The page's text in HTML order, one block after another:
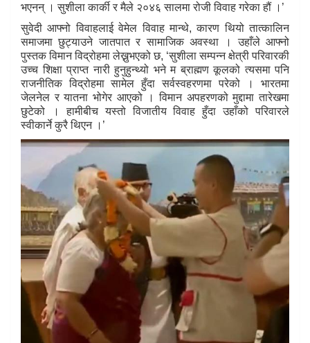
भएनन् । सुशीला कार्की र मैले २०४६ सालमा रोजी विवाह गरेका हौं ।’
सुवेदी आफ्नो विवाहलाई वेमेल विवाह मान्थे, कारण थियो तात्कालिन
समाजमा छुट्याउने जातपात र सामाजिक अवस्था । उहाँले आफ्नो
पुस्तक विमान विद्रोहमा लेख्नुभएको छ, ‘सुशीला सम्पन्न क्षेत्री परिवारकी
उच्च शिक्षा प्राप्त नारी हुनुहुन्थ्यो भने म ब्राह्मण कूलको त्यसमा पनि
राजनीतिक विद्रोहमा सामेल हुँदा सर्वस्वहरणमा परेको । भारतमा
जेलनेल र यातना भोगेर आएको । विमान अपहरणको मुद्दामा तारेखमा
छुटेको । हामीबीच यस्तो विजातीय विवाह हुँदा उहाँको परिवारले
स्वीकार्ने कुरै थिएन ।’